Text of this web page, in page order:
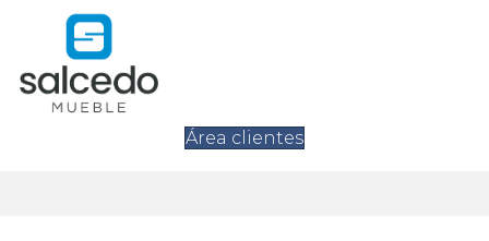
Área clientes